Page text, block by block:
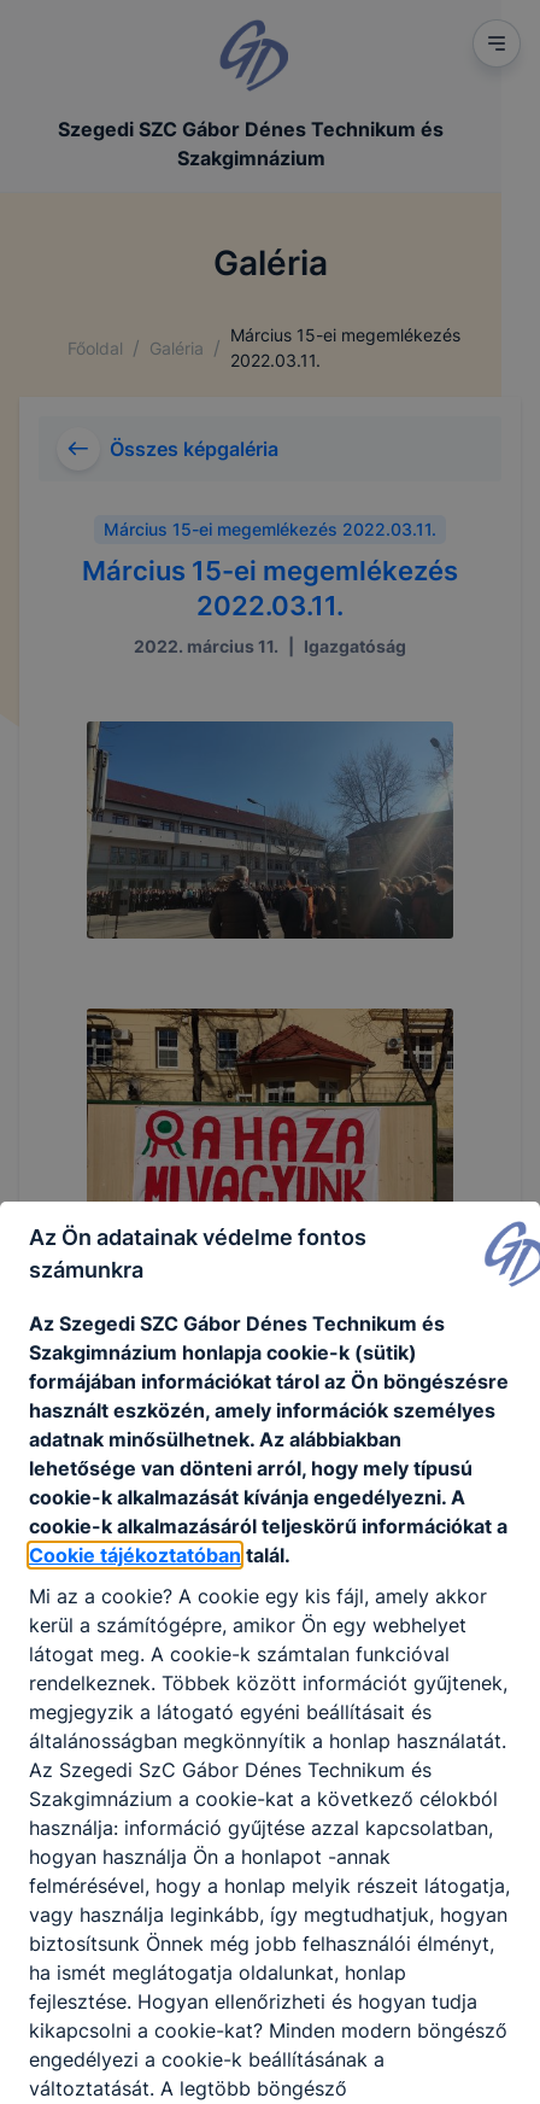
Szegedi SZC Gábor Dénes Technikum és
Szakgimnázium
Galéria
Főoldal / Galéria /
Március 15-ei megemlékezés
2022.03.11.
Összes képgaléria
Március 15-ei megemlékezés 2022.03.11.
Március 15-ei megemlékezés
2022.03.11.
2022. március 11. Igazgatóság
Az Ön adatainak védelme fontos
számunkra
Az Szegedi SZC Gábor Dénes Technikum és
Szakgimnázium honlapja cookie-k (sütik)
formájában információkat tárol az Ön böngészésre
használt eszközén, amely információk személyes
adatnak minősülhetnek. Az alábbiakban
lehetősége van dönteni arról, hogy mely típusú
cookie-k alkalmazását kívánja engedélyezni. A
cookie-k alkalmazásáról teljeskörű információkat a
Cookie tájékoztatóban talál.
Mi az a cookie? A cookie egy kis fájl, amely akkor
kerül a számítógépre, amikor Ön egy webhelyet
látogat meg. A cookie-k számtalan funkcióval
rendelkeznek. Többek között információt gyűjtenek,
megjegyzik a látogató egyéni beállításait és
általánosságban megkönnyítik a honlap használatát.
Az Szegedi SzC Gábor Dénes Technikum és
Szakgimnázium a cookie-kat a következő célokból
használja: információ gyűjtése azzal kapcsolatban,
hogyan használja Ön a honlapot -annak
felmérésével, hogy a honlap melyik részeit látogatja,
vagy használja leginkább, így megtudhatjuk, hogyan
biztosítsunk Önnek még jobb felhasználói élményt,
ha ismét meglátogatja oldalunkat, honlap
fejlesztése. Hogyan ellenőrizheti és hogyan tudja
kikapcsolni a cookie-kat? Minden modern böngésző
engedélyezi a cookie-k beállításának a
változtatását. A legtöbb böngésző